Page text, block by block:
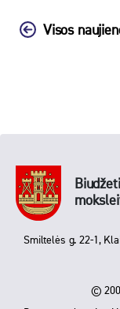
Visos
Smiltelės g. 22-1,
©